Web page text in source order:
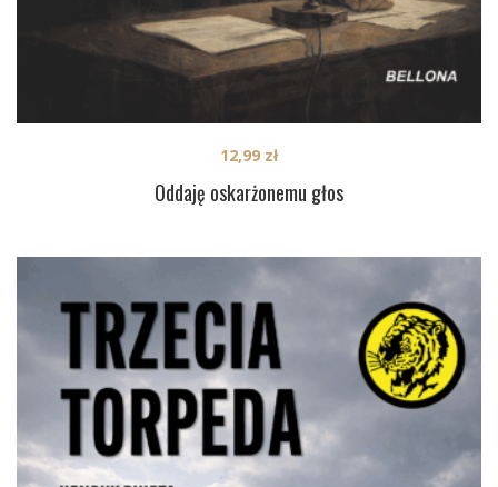
Oddaję oskarżonemu głos
12,99 zł